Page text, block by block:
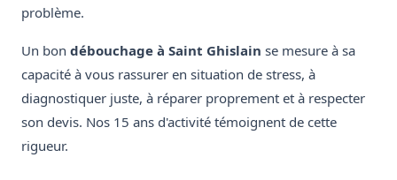
problème.
Un bon débouchage à Saint Ghislain se mesure à sa
capacité à vous rassurer en situation de stress, à
diagnostiquer juste, à réparer proprement et à respecter
son devis. Nos 15 ans d'activité témoignent de cette
rigueur.